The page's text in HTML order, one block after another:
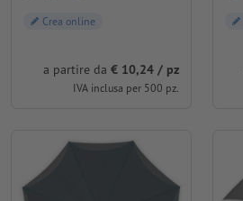
Crea online
a partire da € 10,24 / pz
IVA inclusa per 500 pz.